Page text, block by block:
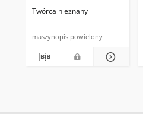
Twórca nieznany
maszynopis powielony